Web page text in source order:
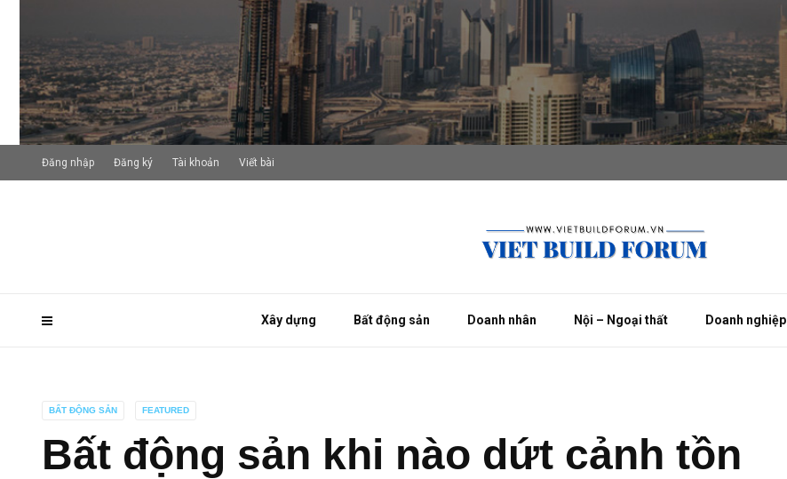
Xây dựng Bất động sản Doanh nhân Nội – Ngoại thất Doanh nghiệp
Đăng nhập Đăng ký Tài khoản Viết bài
BẤT ĐỘNG SẢN FEATURED
Bất động sản khi nào dứt cảnh tồn